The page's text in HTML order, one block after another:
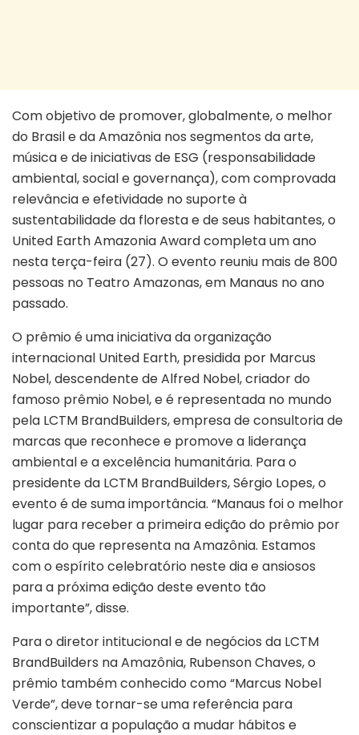
Com objetivo de promover, globalmente, o melhor
do Brasil e da Amazônia nos segmentos da arte,
música e de iniciativas de ESG (responsabilidade
ambiental, social e governança), com comprovada
relevância e efetividade no suporte à
sustentabilidade da floresta e de seus habitantes, o
United Earth Amazonia Award completa um ano
nesta terça-feira (27). O evento reuniu mais de 800
pessoas no Teatro Amazonas, em Manaus no ano
passado.
O prêmio é uma iniciativa da organização
internacional United Earth, presidida por Marcus
Nobel, descendente de Alfred Nobel, criador do
famoso prêmio Nobel, e é representada no mundo
pela LCTM BrandBuilders, empresa de consultoria de
marcas que reconhece e promove a liderança
ambiental e a excelência humanitária. Para o
presidente da LCTM BrandBuilders, Sérgio Lopes, o
evento é de suma importância. “Manaus foi o melhor
lugar para receber a primeira edição do prêmio por
conta do que representa na Amazônia. Estamos
com o espírito celebratório neste dia e ansiosos
para a próxima edição deste evento tão
importante”, disse.
Para o diretor intitucional e de negócios da LCTM
BrandBuilders na Amazônia, Rubenson Chaves, o
prêmio também conhecido como “Marcus Nobel
Verde”, deve tornar-se uma referência para
conscientizar a população a mudar hábitos e